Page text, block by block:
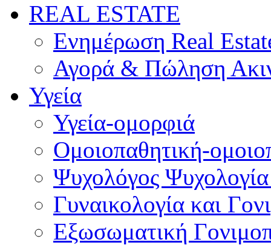
REAL ESTATE
Ενημέρωση Real
Αγορά & Πώληση
Υγεία
Υγεία-ομορφιά
Ομοιοπαθητική-
Ψυχολόγος
Γυναικολογία και
Εξωσωματική